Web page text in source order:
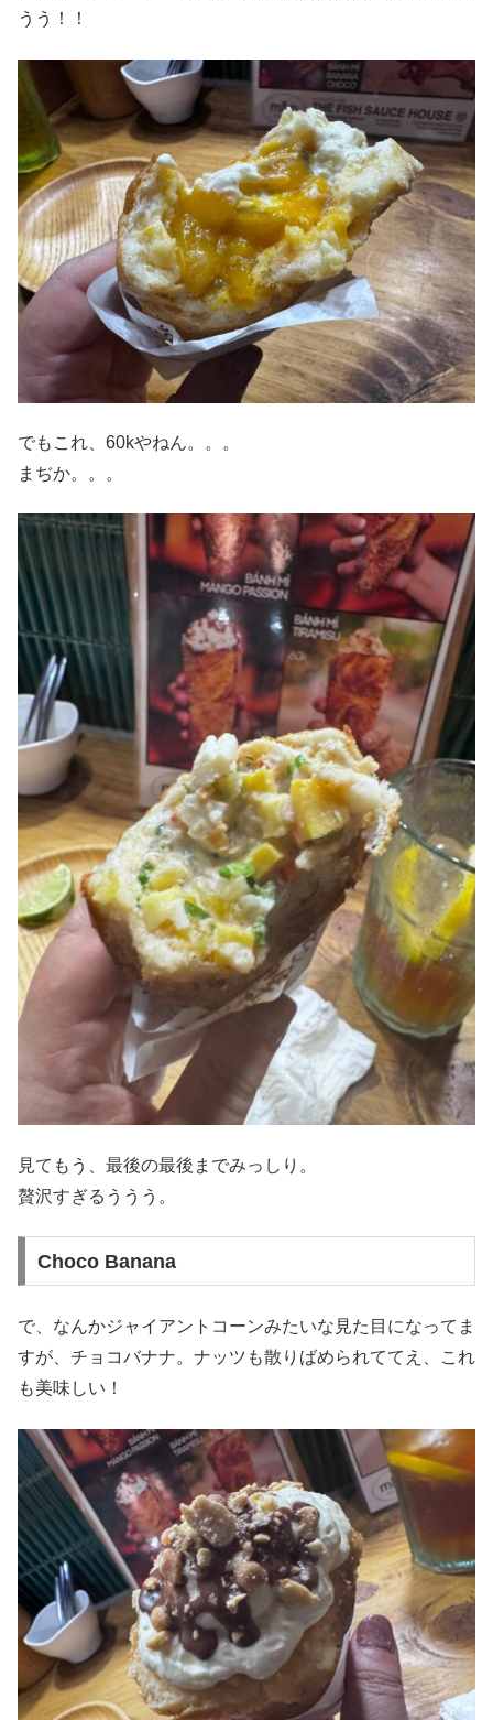
うう！！
でもこれ、60kやねん。。。
まぢか。。。
見てもう、最後の最後までみっしり。
贅沢すぎるううう。
Choco Banana
で、なんかジャイアントコーンみたいな見た目になってま
すが、チョコバナナ。ナッツも散りばめられててえ、これ
も美味しい！